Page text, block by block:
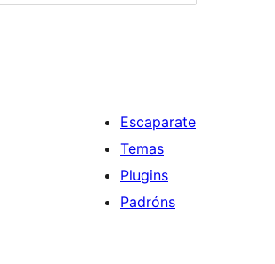
Escaparate
Temas
Plugins
Padróns